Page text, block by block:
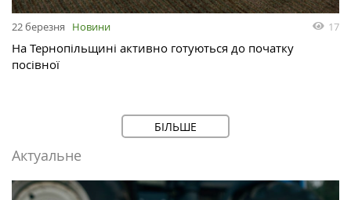
22 березня Новини 17
На Тернопільщині активно готуються до початку
посівної
БІЛЬШЕ
Актуальне